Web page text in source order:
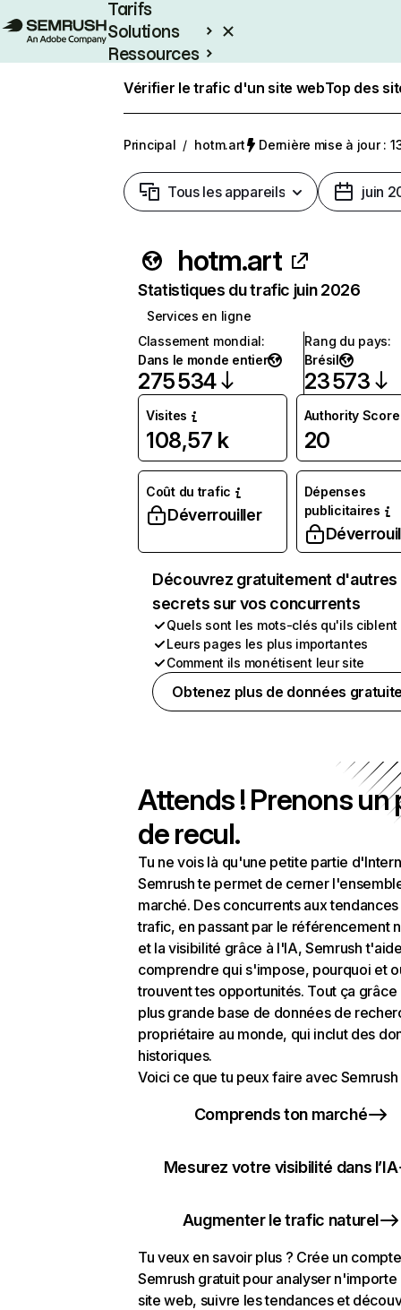
Tarifs
Solutions
Ressources
Vérifier le trafic d'un site webTop des
Principal / hotm.art Dernière mise à jour :
Tous les appareils juin
hotm.art
Statistiques du trafic juin 2026
Services en ligne
Classement mondial:
Dans le monde entier
275 534
Rang du pays:
Brésil
23 573
Visites
108,57 k
Authority Score
20
Coût du trafic
Déverrouiller
Dépenses
publicitaires
Découvrez gratuitement d'autres
secrets sur vos concurrents
Quels sont les mots-clés qu'ils ciblent
Leurs pages les plus importantes
Comment ils monétisent leur site
Obtenez plus de données
Attends ! Prenons un
de recul.
Tu ne vois là qu'une petite partie
Semrush te permet de cerner
marché. Des concurrents aux
trafic, en passant par le référencement
et la visibilité grâce à l'IA, Semrush
comprendre qui s'impose, pourquoi et
trouvent tes opportunités. Tout ça grâce
plus grande base de données de
propriétaire au monde, qui inclut des
historiques.
Voici ce que tu peux faire avec Semrush
Comprends ton marché
Mesurez votre visibilité dans l’IA
Augmenter le trafic naturel
Tu veux en savoir plus ? Crée un compte
Semrush gratuit pour analyser n'importe
site web, suivre les tendances et